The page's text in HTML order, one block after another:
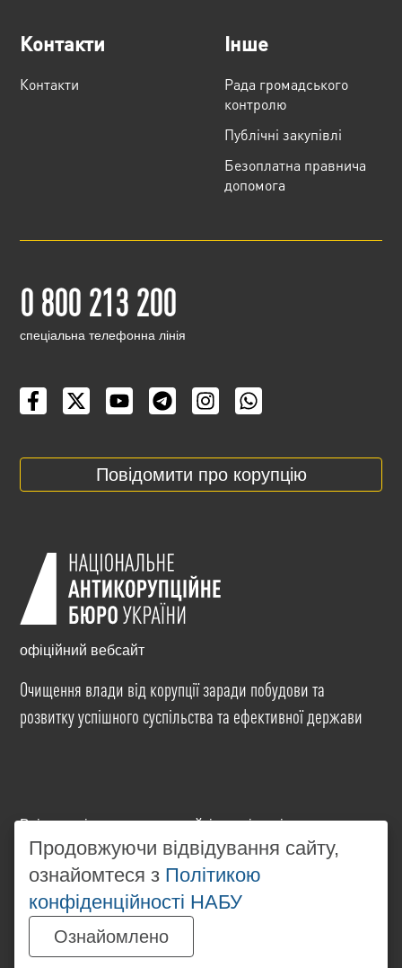
Контакти
Контакти
Інше
Рада громадського
контролю
Публічні закупівлі
Безоплатна правнича
допомога
0 800 213 200
cпеціальна телефонна лінія
Повідомити про корупцію
офіційний вебсайт
Очищення влади від корупції заради побудови та
розвитку успішного суспільства та ефективної держави
Всі матеріали на цьому сайті розміщені на умовах
ліцензіїCreative Commons Attribution-NonCommercial-
NoDerivatives 4.0 International. Використання будь-
яких матеріалів, розміщених на сайті, дозволяється
за умови посилання наwww.nabu.gov.ua
незалежності від повного або часткового
використання матеріалів.
Продовжуючи відвідування сайту,
ознайомтеся з Політикою
конфіденційності НАБУ
Ознайомлено